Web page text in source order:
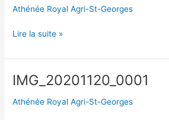
fiche
paie
Athénée Royal Agri-St-Georges
IMG_20201123_0001
Lire la suite »
IMG_20201120_0001
Athénée Royal Agri-St-Georges